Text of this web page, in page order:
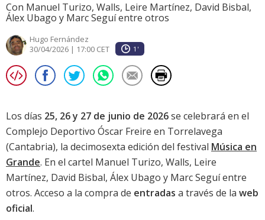
Con Manuel Turizo, Walls, Leire Martínez, David Bisbal,
Álex Ubago y Marc Seguí entre otros
Hugo Fernández
30/04/2026 | 17:00 CET
1'
Los días 25, 26 y 27 de junio de 2026se celebrará en el
Complejo Deportivo Óscar Freire en Torrelavega
(Cantabria), la decimosexta edición del festival Música en
Grande. En el cartel Manuel Turizo, Walls, Leire
Martínez, David Bisbal, Álex Ubago y Marc Seguí entre
otros. Acceso a la compra de entradas a través de la web
oficial.